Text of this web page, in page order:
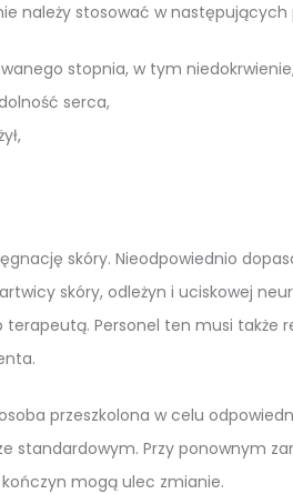
należy stosować w następujących
stopnia, w tym
serca,
skóry. Nieodpowiednio
skóry, odleżyn i uciskowej
terapeutą. Personel ten musi
przeszkolona w celu
standardowym. Przy ponownym
mogą ulec zmianie.